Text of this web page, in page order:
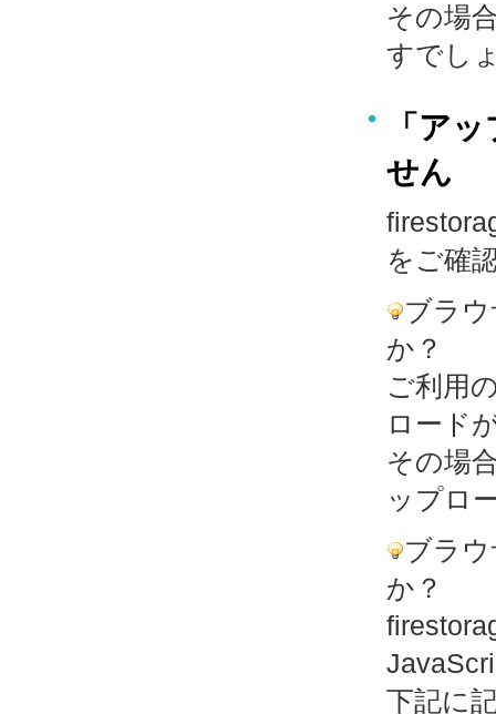
その場
すでし
「ア
せん
をご確
ブラ
か？
ご利用
ロード
その場
ップロ
ブラ
か？
下記に